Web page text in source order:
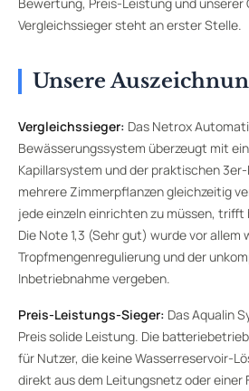
Vergleichssieger steht an erster Stelle.
Unsere
Vergleichssieger: Das Netrox
Bewässerungssystem überzeugt mit
Kapillarsystem und der praktischen
mehrere Zimmerpflanzen gleichzeitig
jede einzeln einrichten zu müssen, trifft
Die Note 1,3 (Sehr gut) wurde vor allem
Tropfmengenregulierung und der
Inbetriebnahme vergeben.
Preis-Leistungs-Sieger: Das Aqualin
Preis solide Leistung. Die
für Nutzer, die keine Wasserreservoir-
direkt aus dem Leitungsnetz oder einer